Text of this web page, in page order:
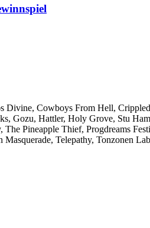
Cowboys From Hell,
Gozu, Hattler, Holy Grove, Stu
Pineapple Thief, Progdreams
Telepathy, Tonzonen